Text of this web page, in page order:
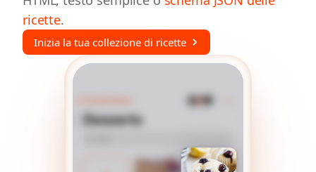
ricette.
Inizia la tua collezione di ricette